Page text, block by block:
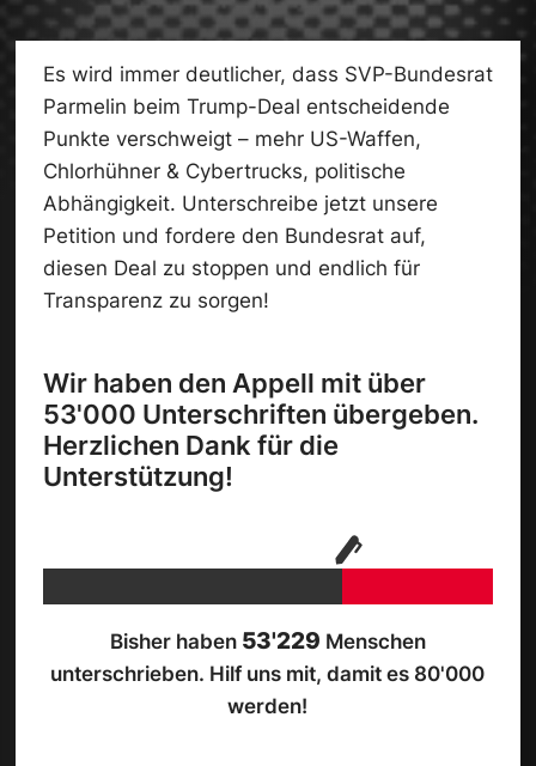
Es wird immer deutlicher, dass SVP-Bundesrat
Parmelin beim Trump-Deal entscheidende
Punkte verschweigt ­– mehr US-Waffen,
Chlorhühner & Cybertrucks, politische
Abhängigkeit. Unterschreibe jetzt unsere
Petition und fordere den Bundesrat auf,
diesen Deal zu stoppen und endlich für
Transparenz zu sorgen!
Wir haben den Appell mit über
53'000 Unterschriften übergeben.
Herzlichen Dank für die
Unterstützung!
Bisher haben 53'229 Menschen
unterschrieben. Hilf uns mit, damit es 80'000
werden!